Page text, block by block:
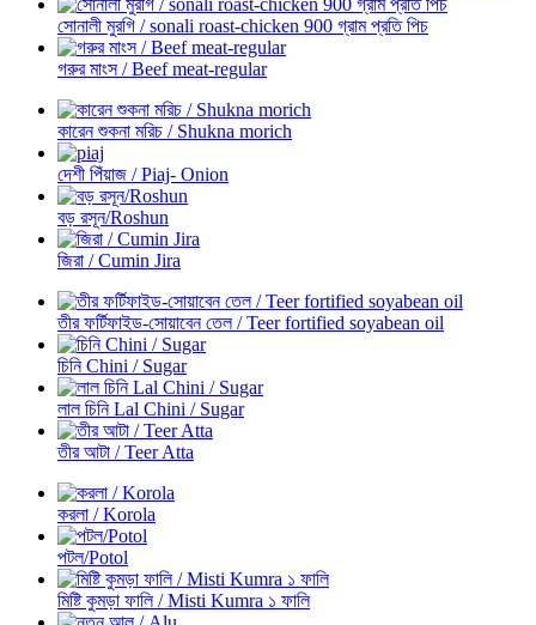
সোনালী মুরগি / sonali roast-chicken 900 গ্রাম প্রতি পিচ
গরুর মাংস / Beef meat-regular
কারেন শুকনা মরিচ / Shukna morich
দেশী পিঁয়াজ / Piaj- Onion
বড় রসূন/Roshun
জিরা / Cumin Jira
তীর ফর্টিফাইড-সোয়াবেন তেল / Teer fortified soyabean oil
চিনি Chini / Sugar
লাল চিনি Lal Chini / Sugar
তীর আটা / Teer Atta
করলা / Korola
পটল/Potol
মিষ্টি কুমড়া ফালি / Misti Kumra ১ ফালি